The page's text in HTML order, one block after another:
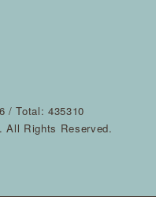
/ Total:435310
. All Rights Reserved.